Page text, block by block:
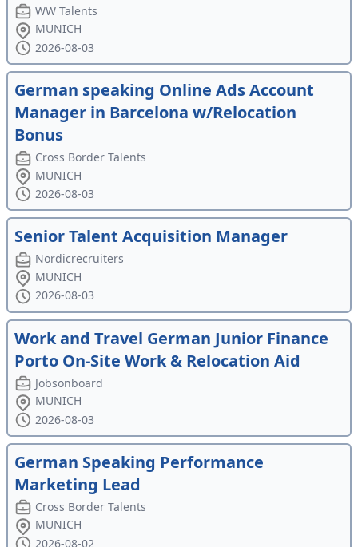
WW Talents
MUNICH
2026-08-03
German speaking Online Ads Account
Manager in Barcelona w/Relocation
Bonus
Cross Border Talents
MUNICH
2026-08-03
Senior Talent Acquisition Manager
Nordicrecruiters
MUNICH
2026-08-03
Work and Travel German Junior Finance
Porto On-Site Work & Relocation Aid
Jobsonboard
MUNICH
2026-08-03
German Speaking Performance
Marketing Lead
Cross Border Talents
MUNICH
2026-08-02